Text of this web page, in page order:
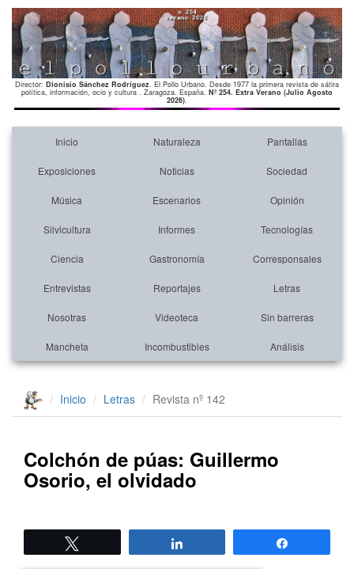
Director: Dionisio Sánchez Rodríguez. El Pollo Urbano. Desde 1977 la primera revista de sátira
política, información, ocio y cultura . Zaragoza. España. Nº 254. Extra Verano (Julio Agosto
2026).
Inicio Naturaleza Pantallas
Exposiciones Noticias Sociedad
Música Escenarios Opinión
Silvicultura Informes Tecnologías
Ciencia Gastronomía Corresponsales
Entrevistas Reportajes Letras
Nosotras Videoteca Sin barreras
Mancheta Incombustibles Análisis
Inicio Letras Revista nº 142
Colchón de púas: Guillermo
Osorio, el olvidado